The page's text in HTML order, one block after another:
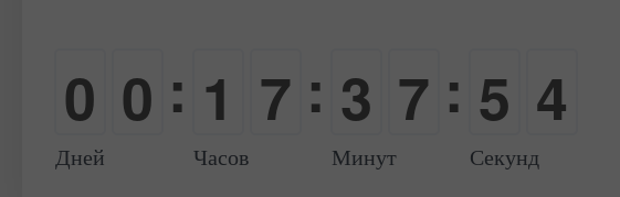
0
-
0 : 1
0
7 : 3
0
7 : 5
0
2
3
Дней Часов Минут Секунд